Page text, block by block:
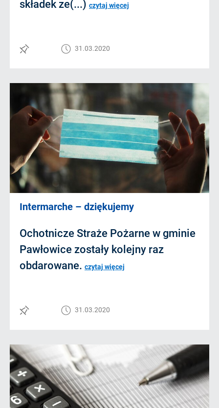
składek ze(...) czytaj więcej
31.03.2020
Intermarche – dziękujemy
Ochotnicze Straże Pożarne w gminie
Pawłowice zostały kolejny raz
obdarowane. czytaj więcej
31.03.2020